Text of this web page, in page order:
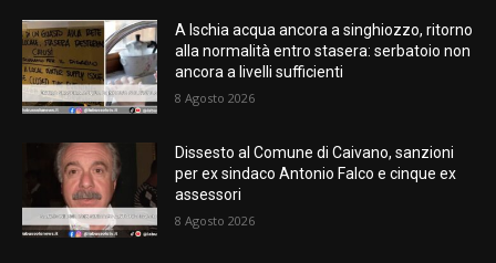
A Ischia acqua ancora a singhiozzo, ritorno
alla normalità entro stasera: serbatoio non
ancora a livelli sufficienti
8 Agosto 2026
Dissesto al Comune di Caivano, sanzioni
per ex sindaco Antonio Falco e cinque ex
assessori
8 Agosto 2026